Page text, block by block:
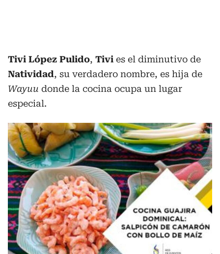
Tivi López Pulido, Tivi es el diminutivo de
Natividad, su verdadero nombre, es hija de
Wayuu donde la cocina ocupa un lugar
especial.